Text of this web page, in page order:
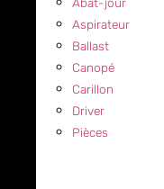
Abat-jour
Aspirateur
Ballast
Canopé
Carillon
Driver
Pièces